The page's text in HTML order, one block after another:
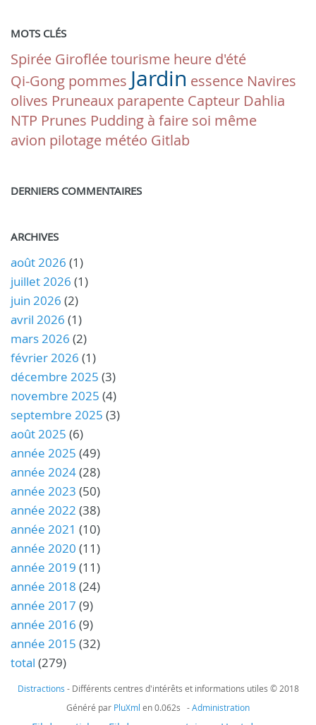
MOTS CLÉS
Spirée Girofléetourisme heure d'été
Qi-Gong pommes Jardin essence Navires
olives Pruneaux parapente Capteur Dahlia
NTP Prunes Pudding à faire soi même
avion pilotage météo Gitlab
DERNIERS COMMENTAIRES
ARCHIVES
août 2026 (1)
juillet 2026 (1)
juin 2026 (2)
avril 2026 (1)
mars 2026 (2)
février 2026 (1)
décembre 2025 (3)
novembre 2025 (4)
septembre 2025 (3)
août 2025 (6)
année 2025 (49)
année 2024(28)
année 2023 (50)
année 2022 (38)
année 2021 (10)
année 2020 (11)
année 2019 (11)
année 2018 (24)
année 2017 (9)
année 2016 (9)
année 2015 (32)
total (279)
Distractions - Différents centres d'intérêts et informations utiles © 2018
Généré par PluXml en 0.062s -Administration